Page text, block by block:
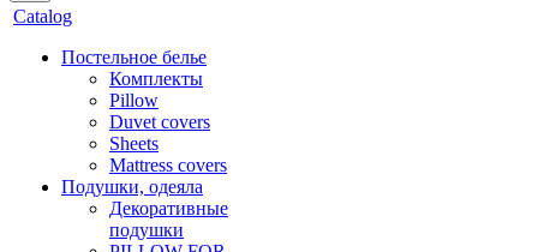
Catalog
Постельное белье
Комплекты
Pillow
Duvet covers
Sheets
Mattress covers
Подушки, одеяла
Декоративные
подушки